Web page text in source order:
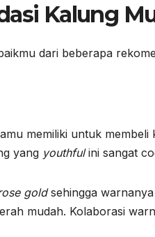
Kalung
dari beberapa
memiliki untuk
yang youthfulini sangat
goldsehingga
mudah. Kolaborasi